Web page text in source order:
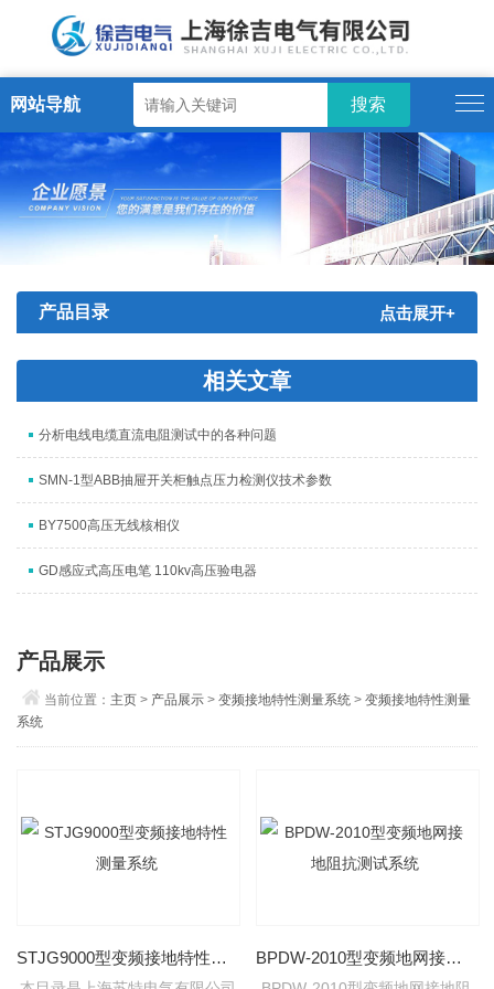
网站导航
产品目录 点击展开+
相关文章
分析电线电缆直流电阻测试中的各种问题
SMN-1型ABB抽屉开关柜触点压力检测仪技术参数
BY7500高压无线核相仪
GD感应式高压电笔 110kv高压验电器
产品展示
当前位置： 主页 > 产品展示 >变频接地特性测量系统 >变频接地特性测量
系统
STJG9000型变频接地特性测量系统 BPDW-2010型变频地网接地阻抗测试系统